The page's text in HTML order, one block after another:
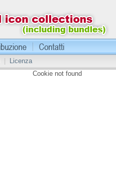
Licenza
Cookie not found